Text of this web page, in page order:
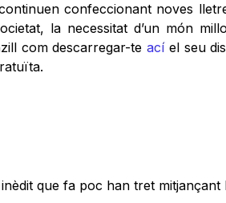
confeccionant noves
la necessitat d’un món
com descarregar-te ací el seu
que fa poc han tret mitjançant